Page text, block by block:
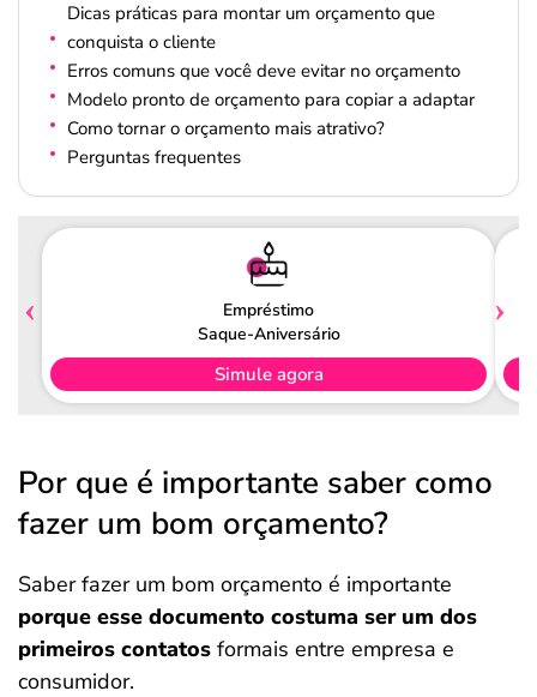
Dicas práticas para montar um orçamento que
conquista o cliente
Erros comuns que você deve evitar no orçamento
Modelo pronto de orçamento para copiar a adaptar
Como tornar o orçamento mais atrativo?
Perguntas frequentes
Empréstimo
Saque-Aniversário
Simule agora
Por que é importante saber como
fazer um bom orçamento?
Saber fazer um bom orçamento é importante
porque esse documento costuma ser um dos
primeiros contatos formais entre empresa e
consumidor.